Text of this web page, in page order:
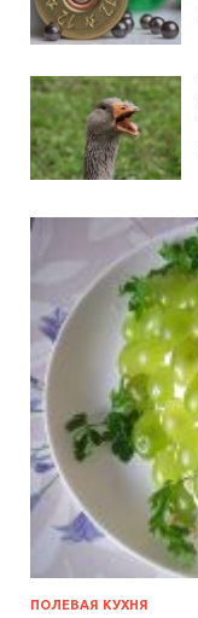
ПОЛЕВАЯ КУХНЯ